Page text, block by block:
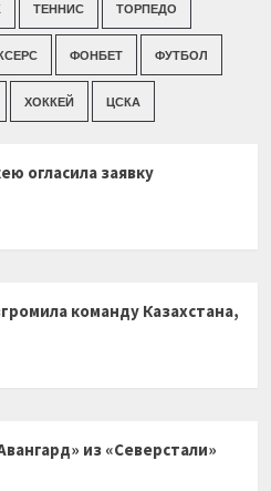
ТЕННИС ТОРПЕДО
ФОНБЕТ ФУТБОЛ
ХОККЕЙ ЦСКА
огласила заявку
команду Казахстана,
из «Северстали»